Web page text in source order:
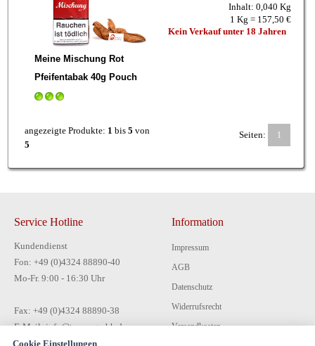
Meine Mischung Rot
Pfeifentabak 40g Pouch
Inhalt: 0,040 Kg
1 Kg = 157,50 €
Kein Verkauf unter 18 Jahren
angezeigte Produkte: 1 bis 5 von
5
Seiten: 1
Service Hotline
Kundendienst
Fon: +49 (0)4324 88890-40
Mo-Fr. 9:00 - 16:30 Uhr
Fax: +49 (0)4324 88890-38
E-Mail: info@tecon-gmbh.de
Information
Impressum
AGB
Datenschutz
Widerrufsrecht
Versandkosten
Cookie Einstellungen